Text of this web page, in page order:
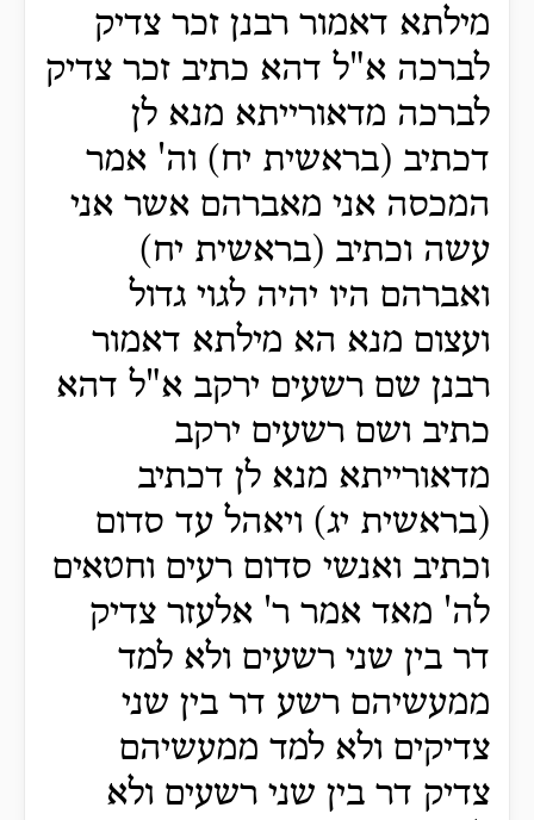
מילתא דאמור רבנן זכר צדיק
לברכה א"ל דהא כתיב זכר צדיק
לברכה מדאורייתא מנא לן
דכתיב (בראשית יח) וה' אמר
המכסה אני מאברהם אשר אני
עשה וכתיב (בראשית יח)
ואברהם היו יהיה לגוי גדול
ועצום מנא הא מילתא דאמור
רבנן שם רשעים ירקב א"ל דהא
כתיב ושם רשעים ירקב
מדאורייתא מנא לן דכתיב
(בראשית יג) ויאהל עד סדום
וכתיב ואנשי סדום רעים וחטאים
לה' מאד אמר ר' אלעזר צדיק
דר בין שני רשעים ולא למד
ממעשיהם רשע דר בין שני
צדיקים ולא למד ממעשיהם
צדיק דר בין שני רשעים ולא